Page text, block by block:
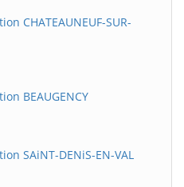
CHATEAUNEUF-SUR-
BEAUGENCY
SAiNT-DENiS-EN-VAL